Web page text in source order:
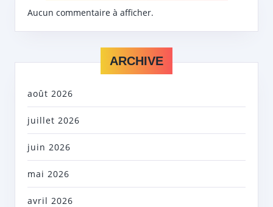
Aucun commentaire à afficher.
ARCHIVE
août 2026
juillet 2026
juin 2026
mai 2026
avril 2026